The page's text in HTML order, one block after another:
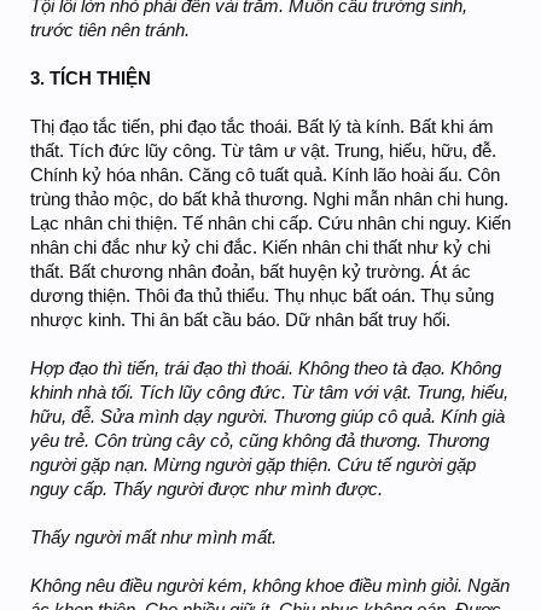
Tội lỗi lớn nhỏ phải đến vài trăm. Muốn cầu trường sinh,
trước tiên nên tránh.
3. TÍCH THIỆN
Thị đạo tắc tiến, phi đạo tắc thoái. Bất lý tà kính. Bất khi ám
thất. Tích đức lũy công. Từ tâm ư vật. Trung, hiếu, hữu, đễ.
Chính kỷ hóa nhân. Căng cô tuất quả. Kính lão hoài ấu. Côn
trùng thảo mộc, do bất khả thương. Nghi mẫn nhân chi hung.
Lạc nhân chi thiện. Tế nhân chi cấp. Cứu nhân chi nguy. Kiến
nhân chi đắc như kỷ chi đắc. Kiến nhân chi thất như kỷ chi
thất. Bất chương nhân đoản, bất huyện kỷ trường. Át ác
dương thiện. Thôi đa thủ thiểu. Thụ nhục bất oán. Thụ sủng
nhược kinh. Thi ân bất cầu báo. Dữ nhân bất truy hối.
Hợp đạo thì tiến, trái đạo thì thoái. Không theo tà đạo. Không
khinh nhà tối. Tích lũy công đức. Từ tâm với vật. Trung, hiếu,
hữu, đễ. Sửa mình dạy người. Thương giúp cô quả. Kính già
yêu trẻ. Côn trùng cây cỏ, cũng không đả thương. Thương
người gặp nạn. Mừng người gặp thiện. Cứu tế người gặp
nguy cấp. Thấy người được như mình được.
Thấy người mất như mình mất.
Không nêu điều người kém, không khoe điều mình giỏi. Ngăn